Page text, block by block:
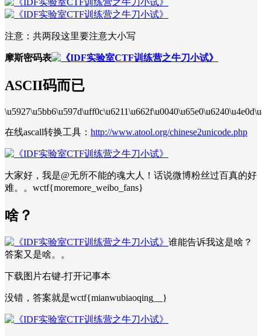
注意：共两段这里要注意大小写
摩斯密码表
ASCII码而已
在线ascall转换工具： http://www.atool.org/chinese2unicode.php
大家好，我是@无所不能的魂大人！话说微博粉丝过百真的好
难。。wctf{moremore_weibo_fans}
啥？
谁能告诉我这是啥？
答案又是啥。。
下载图片右键-打开记事本
没错，答案就是wctf{mianwubiaoqing__}